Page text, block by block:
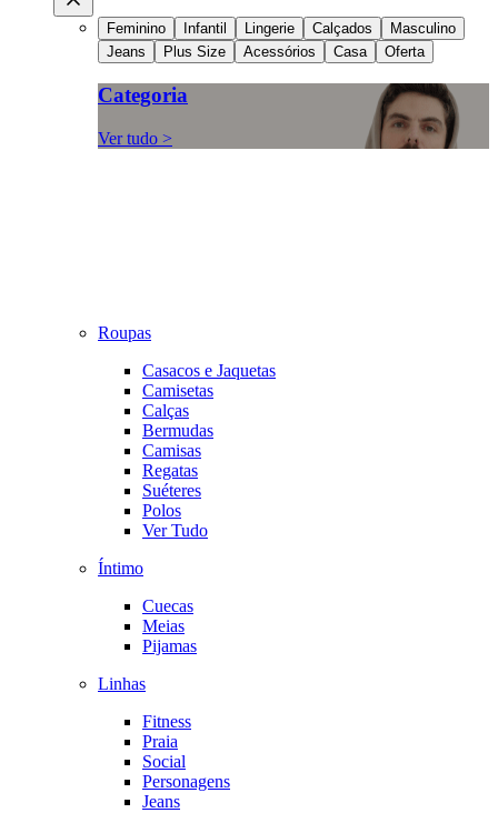
Feminino Infantil Lingerie Calçados
Masculino
Jeans
Plus Size Acessórios Casa Oferta
Categoria
Ver tudo >
Roupas
Casacos e Jaquetas
Camisetas
Calças
Bermudas
Camisas
Regatas
Suéteres
Polos
Ver Tudo
Íntimo
Cuecas
Meias
Pijamas
Linhas
Fitness
Praia
Social
Personagens
Jeans